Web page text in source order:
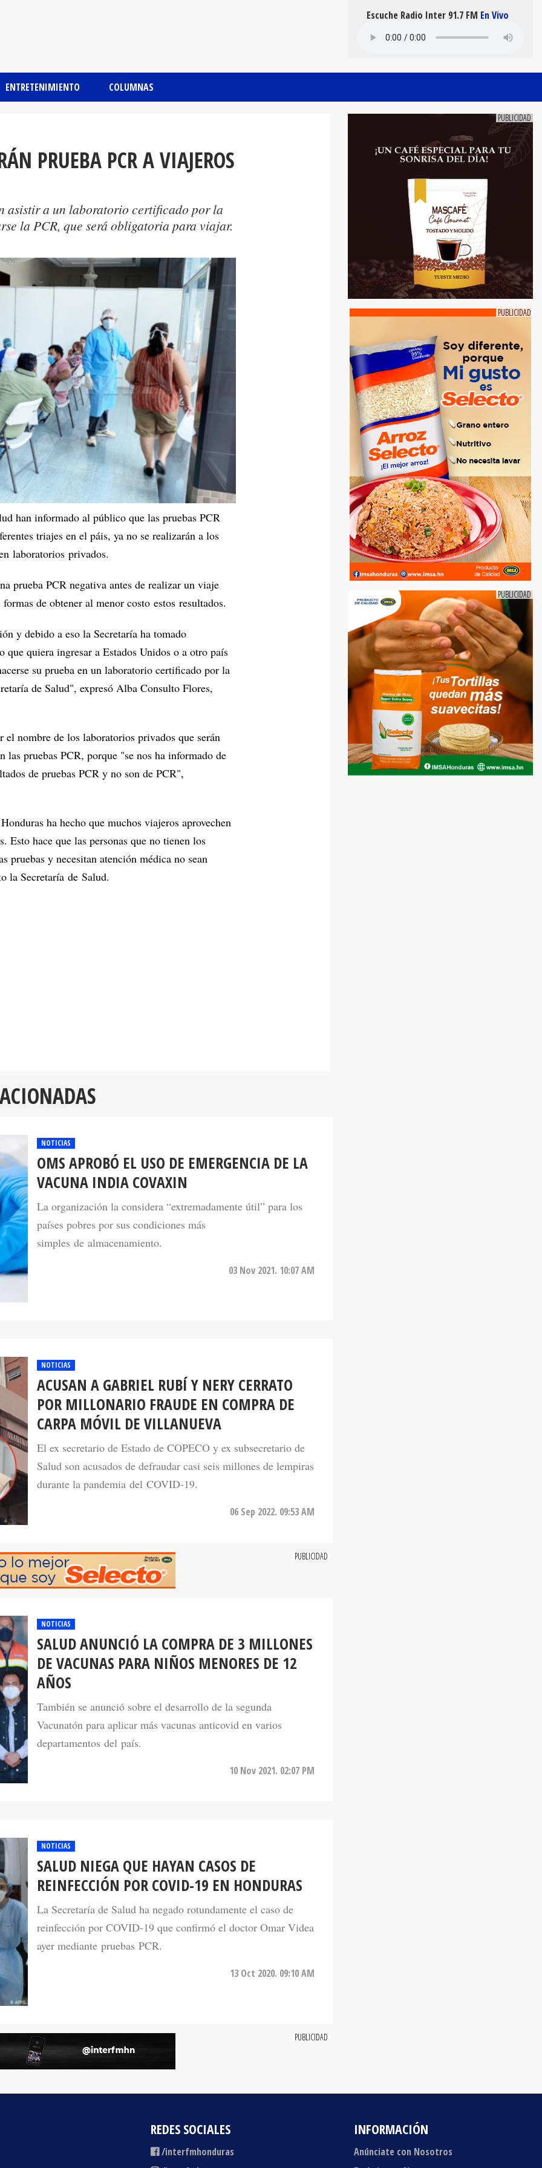
ENTRETENIMIENTO COLUMNAS
Escuche Radio Inter 91.7 FM En Vivo
PRUEBA PCR A VIAJEROS
asistir a un laboratorio certificado por la
la PCR, que será obligatoria para viajar.
han informado al público que las pruebas PCR
triajes en el páis, ya no se realizarán a los
laboratorios privados.
prueba PCR negativa antes de realizar un viaje
de obtener al menor costo estos resultados.
y debido a eso la Secretaría ha tomado
quiera ingresar a Estados Unidos o a otro país
su prueba en un laboratorio certificado por la
de Salud", expresó Alba Consulto Flores,
nombre de los laboratorios privados que serán
las pruebas PCR, porque "se nos ha informado de
de pruebas PCR y no son de PCR",
ha hecho que muchos viajeros aprovechen
Esto hace que las personas que no tienen los
pruebas y necesitan atención médica no sean
la Secretaría de Salud.
NOTICIAS
OMS APROBÓ EL USO DE EMERGENCIA DE LA
VACUNA INDIA COVAXIN
La organización la considera “extremadamente útil” para los
países pobres por sus condiciones más
simples de almacenamiento.
03 Nov 2021. 10:07 AM
NOTICIAS
ACUSAN A GABRIEL RUBÍ Y NERY CERRATO
POR MILLONARIO FRAUDE EN COMPRA DE
CARPA MÓVIL DE VILLANUEVA
El ex secretario de Estado de COPECO y ex subsecretario de
Salud son acusados de defraudar casi seis millones de lempiras
durante la pandemia del COVID-19.
06 Sep 2022. 09:53 AM
NOTICIAS
SALUD ANUNCIÓ LA COMPRA DE 3 MILLONES
DE VACUNAS PARA NIÑOS MENORES DE 12
AÑOS
También se anunció sobre el desarrollo de la segunda
Vacunatón para aplicar más vacunas anticovid en varios
departamentos del país.
10 Nov 2021. 02:07 PM
NOTICIAS
SALUD NIEGA QUE HAYAN CASOS DE
REINFECCIÓN POR COVID-19 EN HONDURAS
La Secretaría de Salud ha negado rotundamente el caso de
reinfección por COVID-19 que confirmó el doctor Omar Videa
ayer mediante pruebas PCR.
13 Oct 2020. 09:10 AM
REDES SOCIALES
/interfmhonduras
INFORMACIÓN
Anúnciate con Nosotros